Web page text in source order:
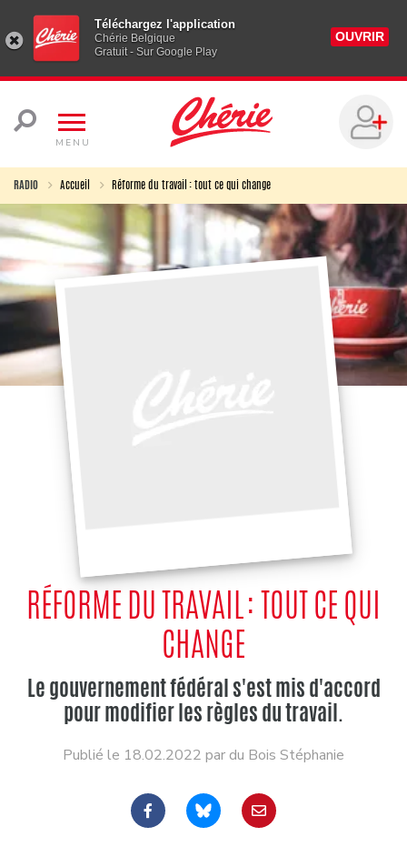
Téléchargez l'application
Chérie Belgique
Gratuit - Sur Google Play
OUVRIR
MENU
RADIO Accueil Réforme du travail : tout ce qui change
RÉFORME DU TRAVAIL : TOUT CE QUI
CHANGE
Le gouvernement fédéral s'est mis d'accord
pour modifier les règles du travail.
Publié le 18.02.2022 par du Bois Stéphanie